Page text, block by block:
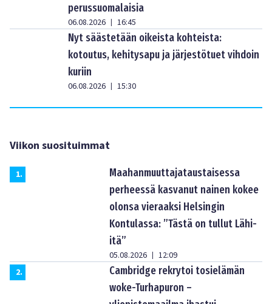
perussuomalaisia
06.08.2026 | 16:45
Nyt säästetään oikeista kohteista:
kotoutus, kehitysapu ja järjestötuet vihdoin
kuriin
06.08.2026 | 15:30
Viikon suosituimmat
1.
Maahanmuuttajataustaisessa
perheessä kasvanut nainen kokee
olonsa vieraaksi Helsingin
Kontulassa: ”Tästä on tullut Lähi-
itä”
05.08.2026 | 12:09
2.
Cambridge rekrytoi tosielämän
woke-Turhapuron –